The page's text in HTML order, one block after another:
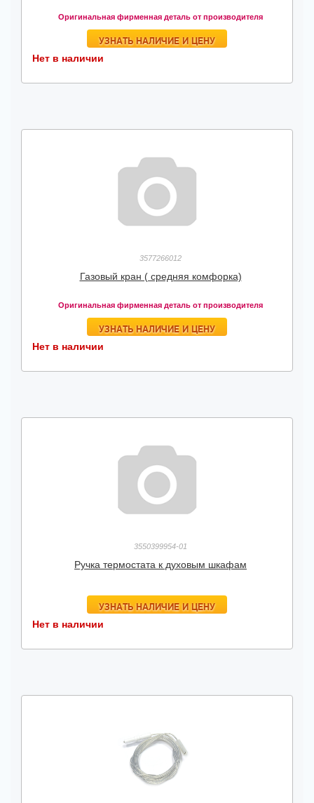
Оригинальная фирменная деталь от производителя
УЗНАТЬ НАЛИЧИЕ И ЦЕНУ
Нет в наличии
3577266012
Газовый кран ( средняя комфорка)
Оригинальная фирменная деталь от производителя
УЗНАТЬ НАЛИЧИЕ И ЦЕНУ
Нет в наличии
3550399954-01
Ручка термостата к духовым шкафам
УЗНАТЬ НАЛИЧИЕ И ЦЕНУ
Нет в наличии